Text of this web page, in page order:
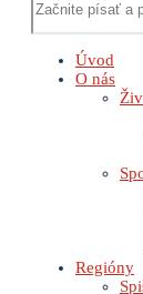
Úvod
O nás
Regióny